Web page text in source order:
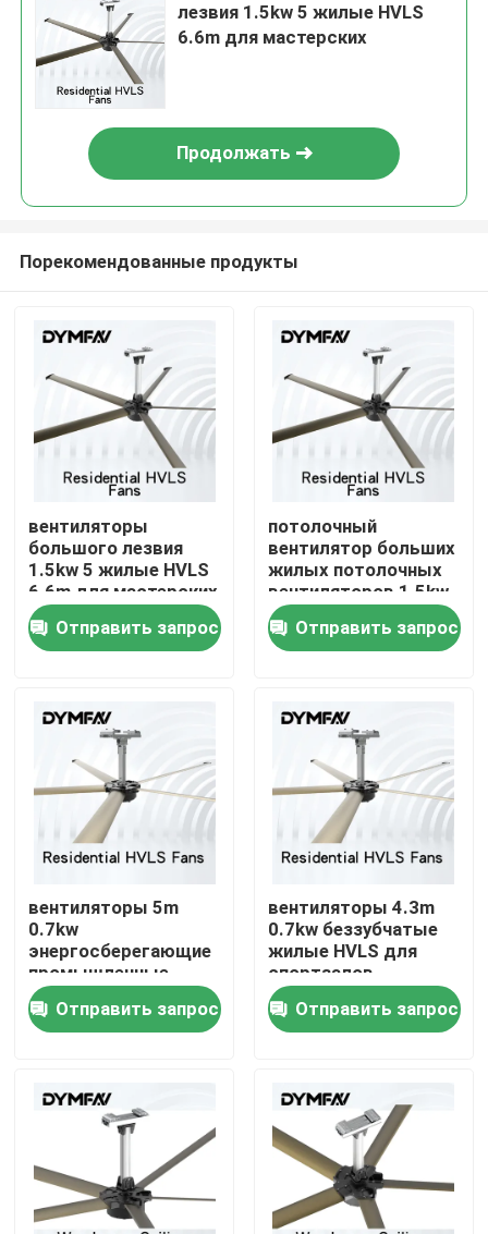
Дом
Путешествие фабрики
Свяжитесь мы
Спросите цитату
Промышленные вентиляторы HVLS
Коммерчески вентиляторы HVLS
лезвия 1.5kw 5 жилые HVLS
6.6m для мастерских
Продолжать
Порекомендованные продукты
вентиляторы
большого лезвия
1.5kw 5 жилые HVLS
6.6m для мастерских
Отправить запрос
потолочный
вентилятор больших
жилых потолочных
вентиляторов 1.5kw
большой
промышленный 24ft
7.1m для мастерских
Отправить запрос
вентиляторы 5m
0.7kw
энергосберегающие
промышленные
жилые HVLS для
мастерских
Отправить запрос
вентиляторы 4.3m
0.7kw беззубчатые
жилые HVLS для
спортзалов
Отправить запрос